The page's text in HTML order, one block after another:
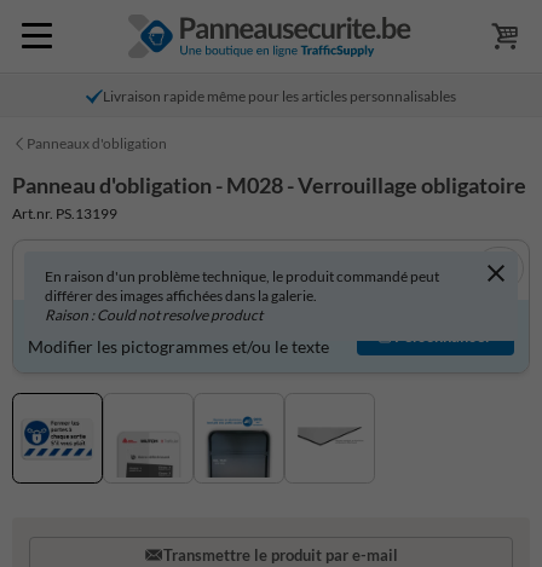
Livraison rapide même pour les articles personnalisables
Panneaux d'obligation
Panneau d'obligation - M028 - Verrouillage obligatoire
Art.nr. PS.13199
En raison d'un problème technique, le produit commandé peut
différer des images affichées dans la galerie.
Raison : Could not resolve product
Produit personnalisable ?
Modifier les pictogrammes et/ou le texte
Personnaliser
Transmettre le produit par e-mail